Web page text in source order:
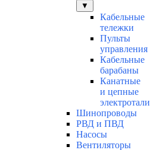
▼
Кабельные
тележки
Пульты
управления
Кабельные
барабаны
Канатные
и цепные
электротали
Шинопроводы
РВД и ПВД
Насосы
Вентиляторы